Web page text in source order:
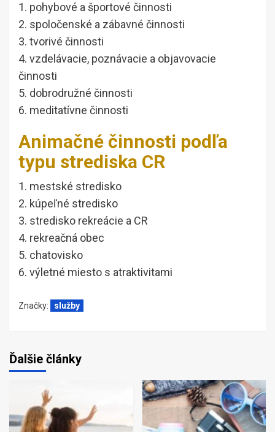
1. pohybové a športové činnosti
2. spoločenské a zábavné činnosti
3. tvorivé činnosti
4. vzdelávacie, poznávacie a objavovacie
činnosti
5. dobrodružné činnosti
6. meditatívne činnosti
Animačné činnosti podľa
typu strediska CR
1. mestské stredisko
2. kúpeľné stredisko
3. stredisko rekreácie a CR
4. rekreačná obec
5. chatovisko
6. výletné miesto s atraktivitami
Značky: služby
Ďalšie články